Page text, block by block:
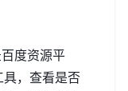
度资源平
，查看是否